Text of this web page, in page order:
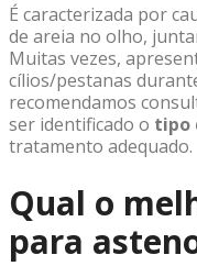
É caracterizada por
de areia no olho,
Muitas vezes,
cílios/pestanas
recomendamos
ser identificado o tipo
tratamento adequado.
Qual o
para